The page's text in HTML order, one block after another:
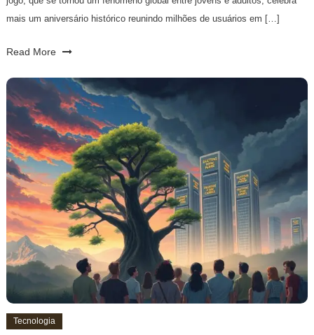
mais um aniversário histórico reunindo milhões de usuários em […]
Read More
Tecnologia